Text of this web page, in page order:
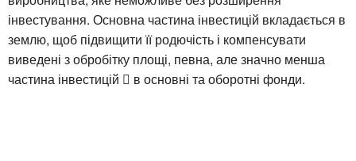
інвестування. Основна частина інвестицій вкладається в
землю, щоб підвищити її родючість і компенсувати
виведені з обробітку площі, певна, але значно менша
частина інвестицій  в основні та оборотні фонди.